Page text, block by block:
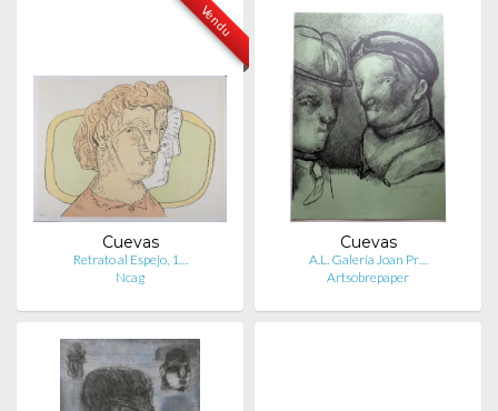
Vendu
Cuevas
Retrato al Espejo, 1…
Ncag
Cuevas
A.L. Galería Joan Pr…
Artsobrepaper